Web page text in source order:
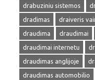
drabuziniu sistemos
dradimas
draiveris
draudima
draudimai
draudimai internetu
draudimas anglijoje
draudimas automobilio